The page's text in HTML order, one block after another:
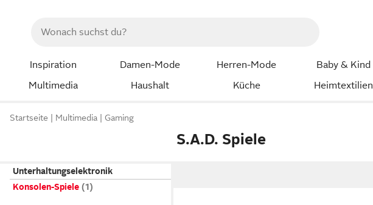
Inspiration Damen-Mode Herren-Mode Baby & Kind
Multimedia
Haushalt Küche Heimtextilien
Startseite Multimedia Gaming
S.A.D. Spiele
Unterhaltungselektronik
Konsolen-Spiele